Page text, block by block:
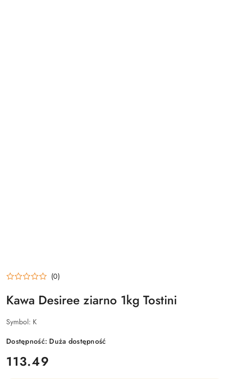
(0)
Kawa Desiree ziarno 1kg Tostini
Symbol: K
Dostępność: Duża dostępność
cena:
113.49